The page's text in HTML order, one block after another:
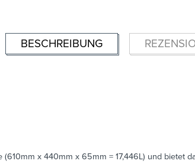
BESCHREIBUNG
x 440mm x 65mm = 17,446L) und bietet